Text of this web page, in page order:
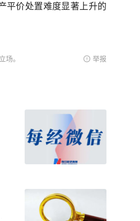
平价处置难度显著上升的
场。 举报